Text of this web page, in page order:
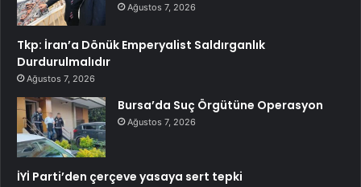
Ağustos 7, 2026
Tkp: İran’a Dönük Emperyalist Saldırganlık
Durdurulmalıdır
Ağustos 7, 2026
Bursa’da Suç Örgütüne Operasyon
Ağustos 7, 2026
İYİ Parti’den çerçeve yasaya sert tepki